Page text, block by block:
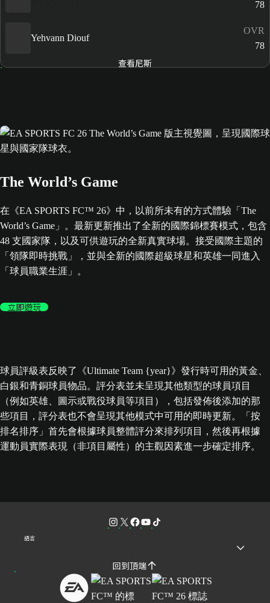
78
Yehvann Diouf
OVR
78
查看尼斯
The World’s Game
在《EA SPORTS FC™ 26》中，以前所未有的方式體驗「The
World’s Game」。最新更新推出了全新的國際錦標賽模式，包含
48 支國家隊，以及可供遊玩的全新真實球場。接受國際主題的
「領隊即時挑戰」，並與全新的國際超級球星和英雄一同進入
「球員職業生涯」。
立即遊玩
球員評級表反映了《Ultimate Team {year}》發行時可用的黃金、
白銀和青銅球員物品。評分表並未呈現其他類型的球員項目
（例如英雄、圖示或戰役球員等項目），包括發佈後添加的那
些項目，評分表也不會呈現其他模式中可用的即時更新。「按
排名排序」首先會根據球員整體評分來排列項目，然後再根據
運動員實際表現（非項目屬性）的主觀因素進一步確定排序。
語言
回到頂端